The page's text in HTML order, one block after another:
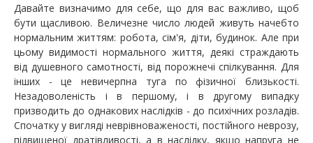
Давайте визначимо для себе, що для вас важливо, щоб
бути щасливою. Величезне число людей живуть начебто
нормальним життям: робота, сім'я, діти, будинок. Але при
цьому видимості нормального життя, деякі страждають
від душевного самотності, від порожнечі спілкування. Для
інших - це невичерпна туга по фізичної близькості.
Незадоволеність і в першому, і в другому випадку
призводить до однакових наслідків - до психічних розладів.
Спочатку у вигляді неврівноваженості, постійного неврозу,
підвищеної дратівливості, а в наслідку, якщо напруга не